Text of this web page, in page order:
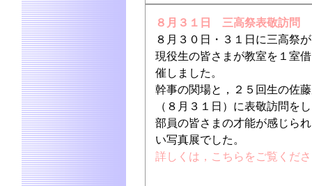
８月３１日 三高祭表敬訪問
８月３０日・３１日に三高祭
現役生の皆さまが教室を１室
催しました。
幹事の関場と，２５回生の佐
（８月３１日）に表敬訪問を
部員の皆さまの才能が感じら
い写真展でした。
詳しくは，こちらをご覧くだ